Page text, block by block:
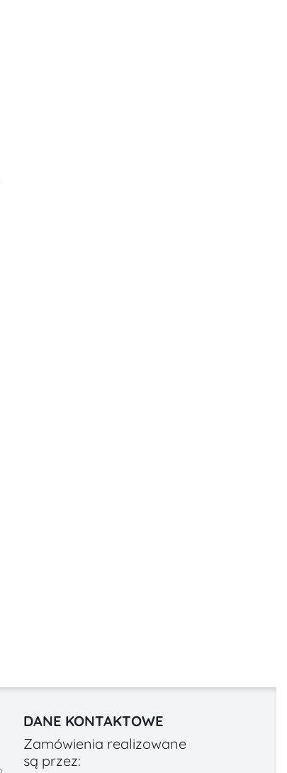
DANE KONTAKTOWE
Zamówienia realizowane
są przez: